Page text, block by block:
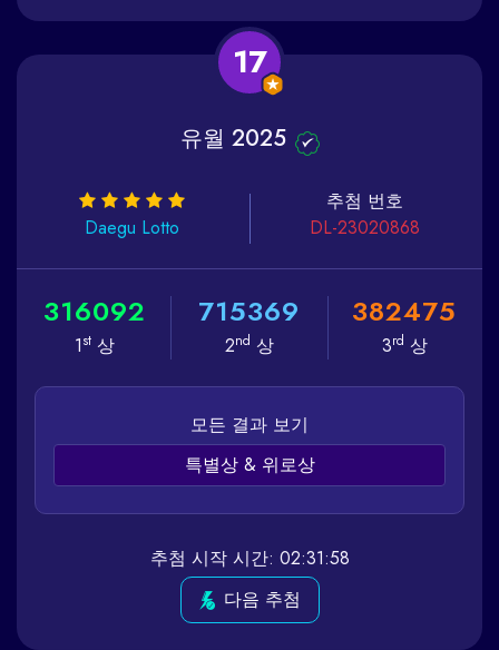
17
유월 2025
Daegu Lotto
추첨 번호
DL-23020868
316092
1st상
715369
2nd 상
382475
3rd 상
모든 결과 보기
특별상 & 위로상
추첨 시작 시간: 02:31:58
다음 추첨